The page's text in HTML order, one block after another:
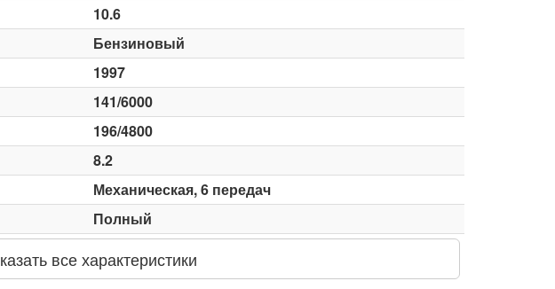
10.6
Бензиновый
1997
141/6000
196/4800
8.2
Механическая, 6 передач
Полный
все характеристики